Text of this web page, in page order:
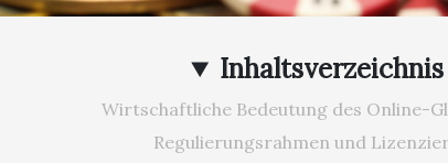
Inhaltsverzeichnis
Wirtschaftliche Bedeutung des Online-
Regulierungsrahmen und